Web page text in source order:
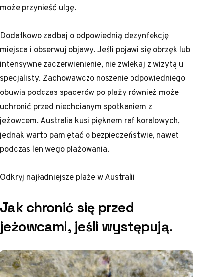
może przynieść ulgę.
Dodatkowo zadbaj o odpowiednią dezynfekcję
miejsca i obserwuj objawy. Jeśli pojawi się obrzęk lub
intensywne zaczerwienienie, nie zwlekaj z wizytą u
specjalisty. Zachowawczo noszenie odpowiedniego
obuwia podczas spacerów po plaży również może
uchronić przed niechcianym spotkaniem z
jeżowcem. Australia kusi pięknem raf koralowych,
jednak warto pamiętać o bezpieczeństwie, nawet
podczas leniwego plażowania.
Odkryj najładniejsze plaże w Australii
Jak chronić się przed
jeżowcami, jeśli występują.